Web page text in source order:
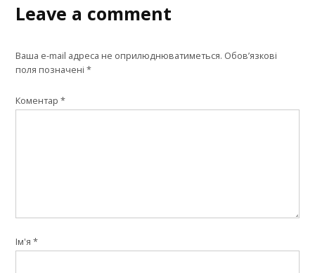
Leave a comment
Ваша e-mail адреса не оприлюднюватиметься. Обов’язкові
поля позначені*
Коментар*
Ім'я*